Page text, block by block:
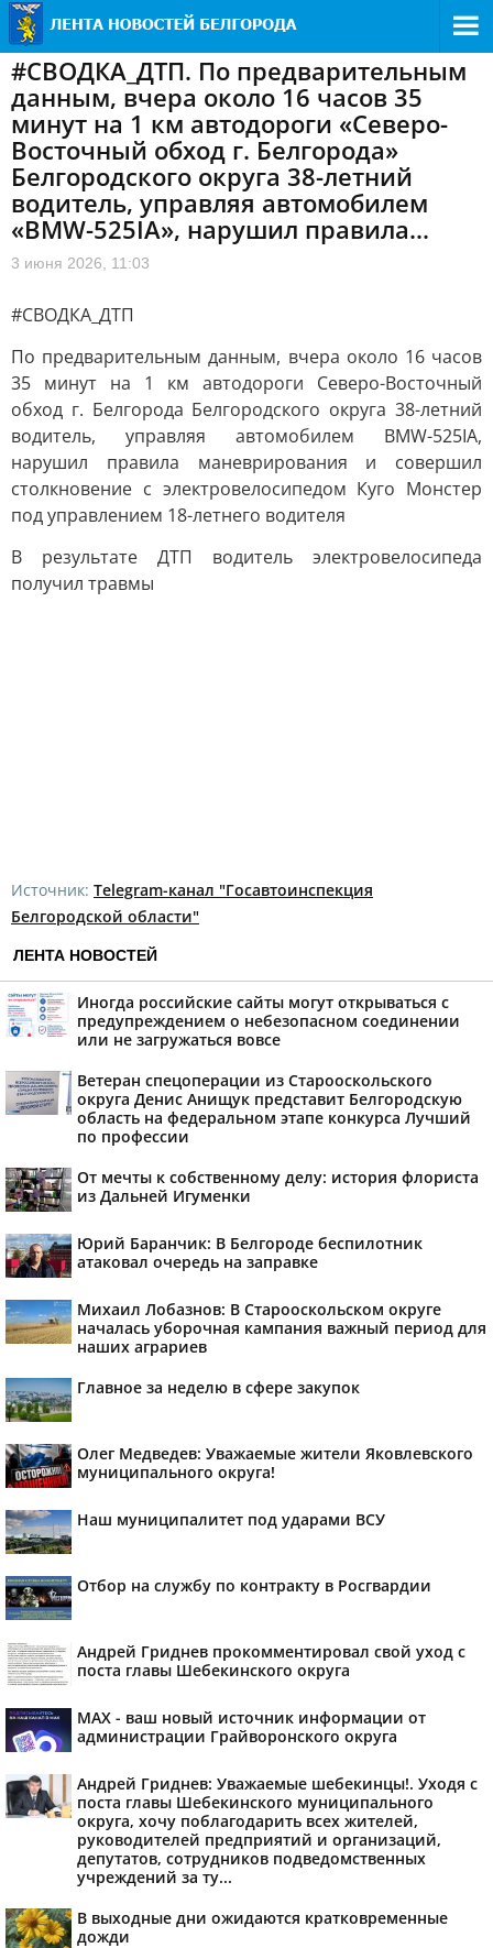
#СВОДКА_ДТП. По предварительным
данным, вчера около 16 часов 35
минут на 1 км автодороги «Северо-
Восточный обход г. Белгорода»
Белгородского округа 38-летний
водитель, управляя автомобилем
«BMW-525IA», нарушил правила...
3 июня 2026, 11:03
#СВОДКА_ДТП
По предварительным данным, вчера около 16 часов
35 минут на 1 км автодороги Северо-Восточный
обход г. Белгорода Белгородского округа 38-летний
водитель, управляя автомобилем BMW-525IA,
нарушил правила маневрирования и совершил
столкновение с электровелосипедом Куго Монстер
под управлением 18-летнего водителя
В результате ДТП водитель электровелосипеда
получил травмы
Источник: Telegram-канал "Госавтоинспекция
Белгородской области"
ЛЕНТА НОВОСТЕЙ
Иногда российские сайты могут открываться с
предупреждением о небезопасном соединении
или не загружаться вовсе
Ветеран спецоперации из Старооскольского
округа Денис Анищук представит Белгородскую
область на федеральном этапе конкурса Лучший
по профессии
От мечты к собственному делу: история флориста
из Дальней Игуменки
Юрий Баранчик: В Белгороде беспилотник
атаковал очередь на заправке
Михаил Лобазнов: В Старооскольском округе
началась уборочная кампания важный период для
наших аграриев
Главное за неделю в сфере закупок
Олег Медведев: Уважаемые жители Яковлевского
муниципального округа!
Наш муниципалитет под ударами ВСУ
Отбор на службу по контракту в Росгвардии
Андрей Гриднев прокомментировал свой уход с
поста главы Шебекинского округа
MAX - ваш новый источник информации от
администрации Грайворонского округа
Андрей Гриднев: Уважаемые шебекинцы!. Уходя с
поста главы Шебекинского муниципального
округа, хочу поблагодарить всех жителей,
руководителей предприятий и организаций,
депутатов, сотрудников подведомственных
учреждений за ту...
В выходные дни ожидаются кратковременные
дожди